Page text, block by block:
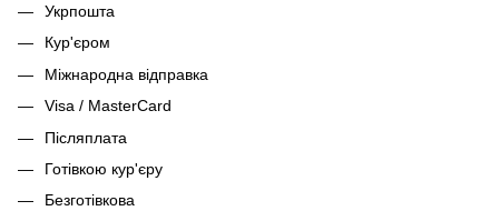
Укрпошта
Кур'єром
Міжнародна відправка
Visa / MasterCard
Післяплата
Готівкою кур'єру
Безготівкова